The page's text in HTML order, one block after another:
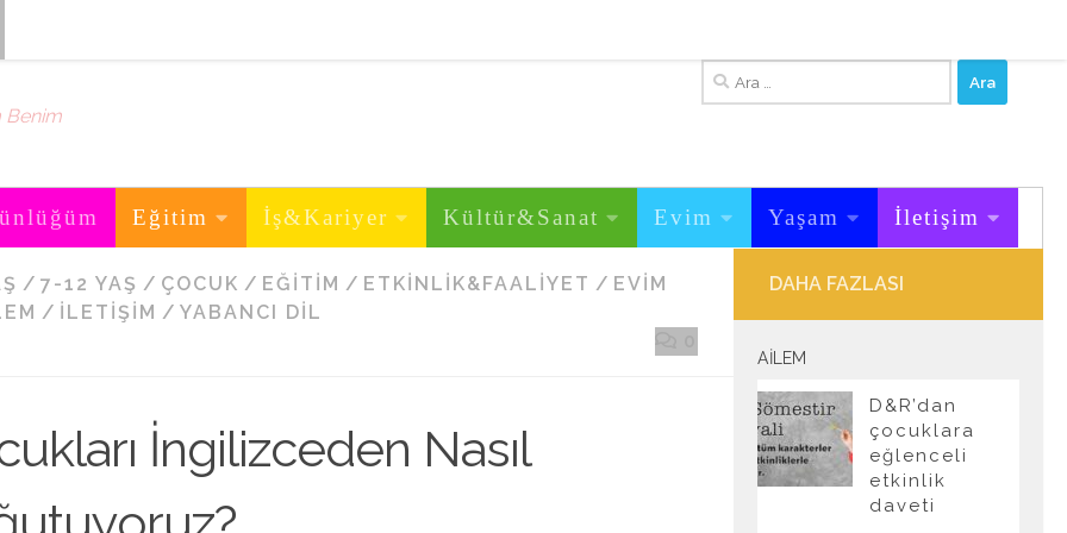
Benim
Arama:
Eğitim İş&Kariyer Kültür&Sanat Evim Yaşam İletişim
/ 7-12 YAŞ / ÇOCUK / EĞITIM / ETKINLIK&FAALIYET / EVIM
/ İLETIŞIM / YABANCI DIL
İngilizceden Nasıl
DAHA FAZLASI
AILEM
D&R’dan
çocuklara
eğlenceli
etkinlik
daveti